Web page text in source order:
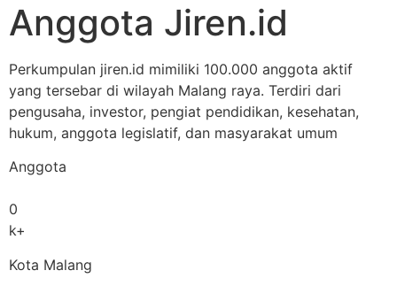
Anggota Jiren.id
Perkumpulan jiren.id mimiliki 100.000 anggota aktif
yang tersebar di wilayah Malang raya. Terdiri dari
pengusaha, investor, pengiat pendidikan, kesehatan,
hukum, anggota legislatif, dan masyarakat umum
Anggota
0
k+
Kota Malang